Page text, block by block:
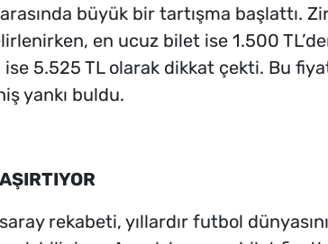
büyük bir tartışma başlattı.
en ucuz bilet ise 1.500
5.525 TL olarak dikkat çekti. Bu
yankı buldu.
rekabeti, yıllardır futbol